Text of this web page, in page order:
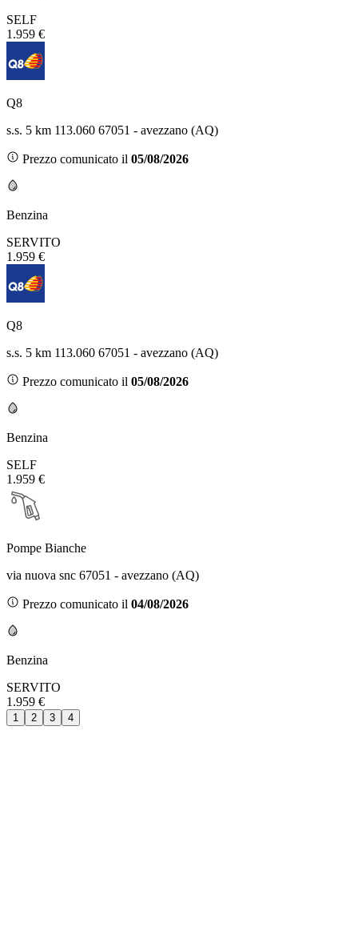
SELF
1.959 €
Q8
s.s. 5 km 113.060 67051 - avezzano (AQ)
Prezzo comunicato il 05/08/2026
Benzina
SERVITO
1.959 €
Q8
s.s. 5 km 113.060 67051 - avezzano (AQ)
Prezzo comunicato il 05/08/2026
Benzina
SELF
1.959 €
Pompe Bianche
via nuova snc 67051 - avezzano (AQ)
Prezzo comunicato il 04/08/2026
Benzina
SERVITO
1.959 €
1 2 3 4